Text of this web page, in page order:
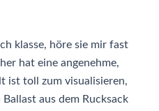
klasse, höre sie mir fast
hat eine angenehme,
ist toll zum visualisieren,
aus dem Rucksack